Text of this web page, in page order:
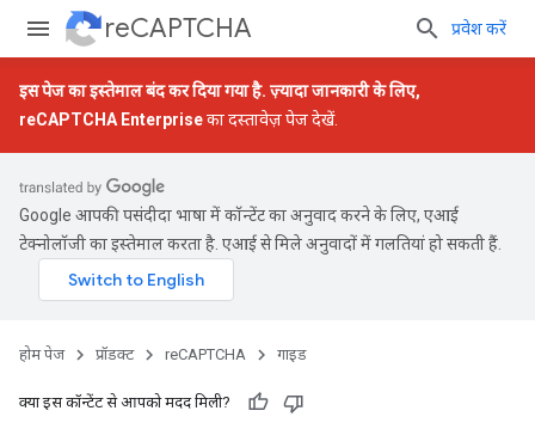
reCAPTCHA प्रवेश करें
इस पेज का इस्तेमाल बंद कर दिया गया है. ज़्यादा जानकारी के लिए,
reCAPTCHA Enterpriseका दस्तावेज़ पेज देखें.
Google आपकी पसंदीदा भाषा में कॉन्टेंट का अनुवाद करने के लिए, एआई
टेक्नोलॉजी का इस्तेमाल करता है. एआई से मिले अनुवादों में गलतियां हो सकती हैं.
होम पेज प्रॉडक्ट reCAPTCHA गाइड
क्या इस कॉन्टेंट से आपको मदद मिली?